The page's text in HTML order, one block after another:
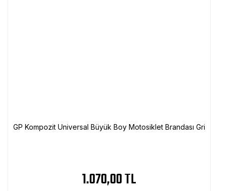
GP Kompozit Universal Büyük Boy Motosiklet Brandası Gri
1.070,00 TL